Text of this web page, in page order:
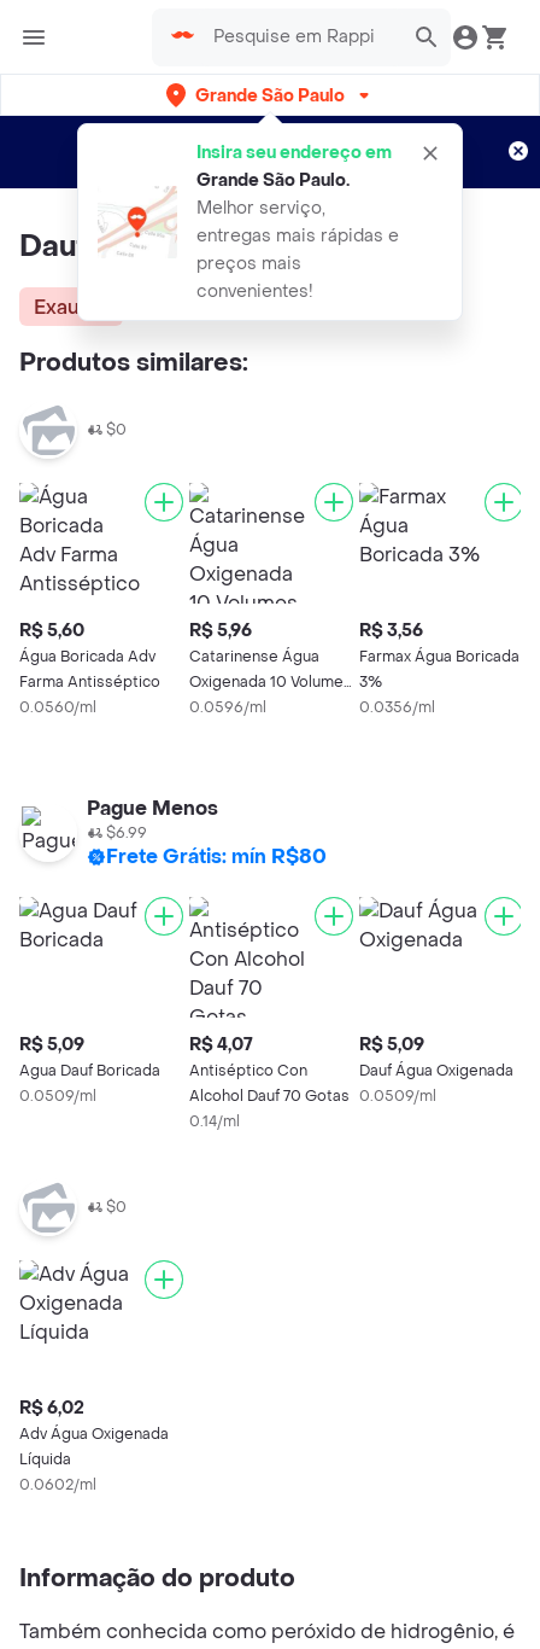
Grande São Paulo
Insira seu endereço em
Grande São Paulo.
Melhor serviço,
entregas mais rápidas e
preços mais
convenientes!
Entregas grátis por 15 dias!
Aplicam T&C
Dauf Água Oxigenada
Exausta
Produtos similares:
$0
R$ 5,60
Água Boricada Adv
Farma Antisséptico
0.0560/ml
R$ 5,96
Catarinense Água
Oxigenada 10 Volumes
100ml
0.0596/ml
R$ 3,56
Farmax Água Boricada
3%
0.0356/ml
Pague Menos
$6.99
Frete Grátis: mín R$80
R$ 5,09
Agua Dauf Boricada
0.0509/ml
R$ 4,07
Antiséptico Con
Alcohol Dauf 70 Gotas
0.14/ml
R$ 5,09
Dauf Água Oxigenada
0.0509/ml
$0
R$ 6,02
Adv Água Oxigenada
Líquida
0.0602/ml
Informação do produto
Também conhecida como peróxido de hidrogênio, é